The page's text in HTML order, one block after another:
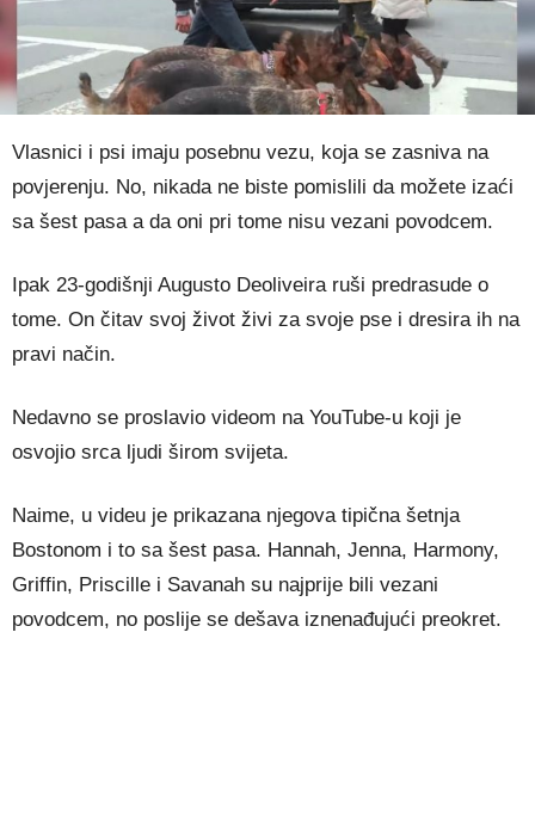
Vlasnici i psi imaju posebnu vezu, koja se zasniva na
povjerenju. No, nikada ne biste pomislili da možete izaći
sa šest pasa a da oni pri tome nisu vezani povodcem.
Ipak 23-godišnji Augusto Deoliveira ruši predrasude o
tome. On čitav svoj život živi za svoje pse i dresira ih na
pravi način.
Nedavno se proslavio videom na YouTube-u koji je
osvojio srca ljudi širom svijeta.
Naime, u videu je prikazana njegova tipična šetnja
Bostonom i to sa šest pasa. Hannah, Jenna, Harmony,
Griffin, Priscille i Savanah su najprije bili vezani
povodcem, no poslije se dešava iznenađujući preokret.